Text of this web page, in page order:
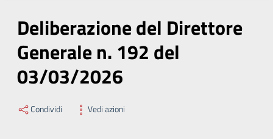
Deliberazione del Direttore
Generale n. 192 del
03/03/2026
Condividi Vedi azioni